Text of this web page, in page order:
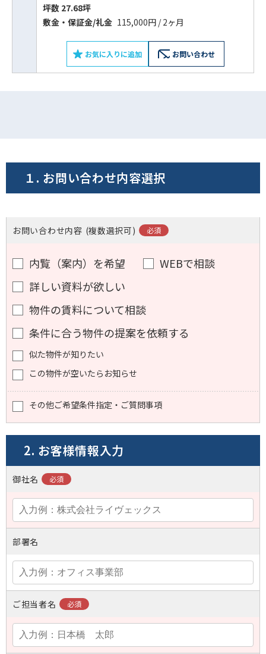
坪数 27.68坪
敷⾦‧保証⾦/礼⾦ 115,000円 / 2ヶ月
お気に入りに追加 お問い合わせ
ビルコード：
スムーズにご案内できます
１. お問い合わせ内容選択
お問い合わせ内容 (複数選択可)
内覧（案内）を希望
WEBで相談
詳しい資料が欲しい
物件の賃料について相談
条件に合う物件の提案を依頼する
似た物件が知りたい
この物件が空いたらお知らせ
その他ご希望条件指定・ご質問事項
2. お客様情報入力
御社名
部署名
ご担当者名